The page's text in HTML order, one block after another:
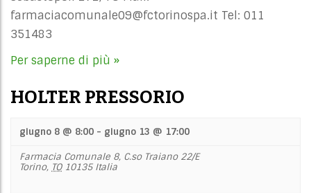
farmaciacomunale09@fctorinospa.it Tel: 011
351483
Per saperne di più »
HOLTER PRESSORIO
giugno 8 @ 8:00 - giugno 13 @ 17:00
Farmacia Comunale 8, C.so Traiano 22/E
Torino, TO 10135 Italia